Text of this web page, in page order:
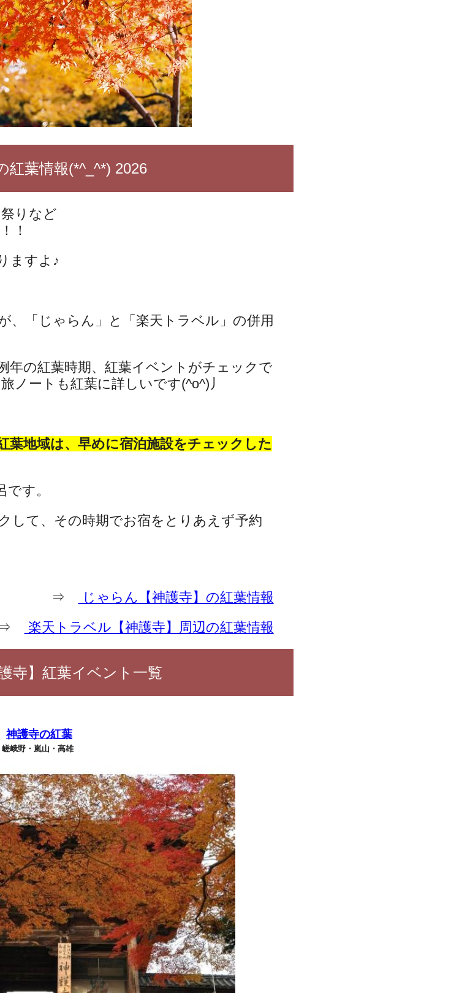
紅葉情報(*^_^*) 2026
りなど
！
ますよ♪
、「じゃらん」と「楽天トラベル」の併用
年の紅葉時期、紅葉イベントがチェックで
ノートも紅葉に詳しいです(^o^)丿
葉地域は、早めに宿泊施設をチェックした
す。
して、その時期でお宿をとりあえず予約
⇒
じゃらん【神護寺】の紅葉情報
⇒
楽天トラベル【神護寺】周辺の紅葉情報
護寺】紅葉イベント一覧
神護寺の紅葉
嵯峨野・嵐山・高雄